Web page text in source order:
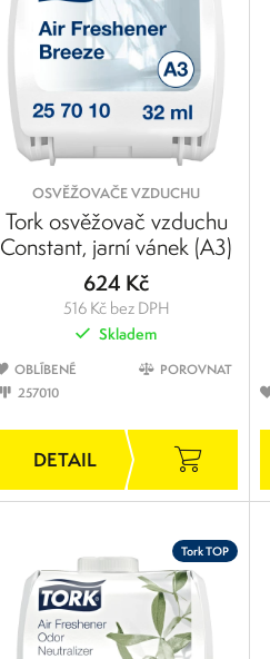
OSVĚŽOVAČE VZDUCHU
Tork osvěžovač vzduchu
Constant, jarní vánek (A3)
624 Kč
516 Kč bez DPH
Skladem
OBLÍBENÉ
POROVNAT
257010
Tork TOP